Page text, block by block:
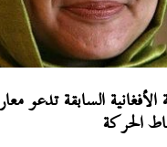
السابقة تدعو
الحركة